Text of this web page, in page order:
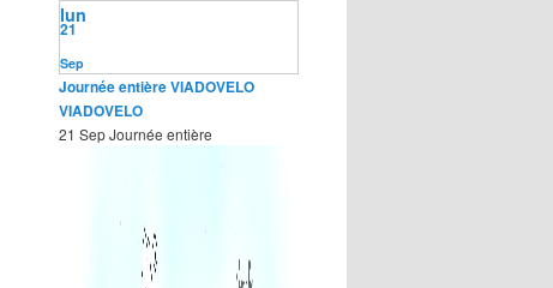
Sep
21
lun
Journée entièreVIADOVELO
VIADOVELO
21 SepJournée entière